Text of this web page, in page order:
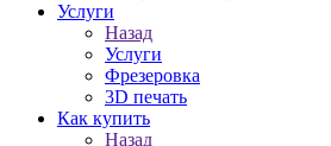
Услуги
Назад
Услуги
Фрезеровка
3D печать
Как купить
Назад